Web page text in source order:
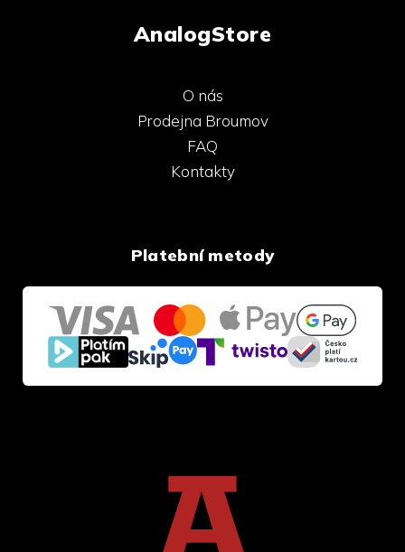
AnalogStore
O nás
Prodejna Broumov
FAQ
Kontakty
Platební metody